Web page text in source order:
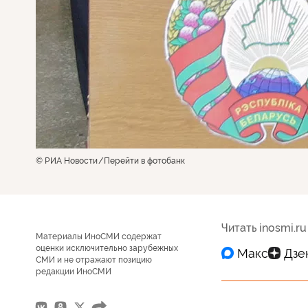
© РИА Новости Перейти в фотобанк
Материалы ИноСМИ содержат
оценки исключительно зарубежных
СМИ и не отражают позицию
редакции ИноСМИ
Читать inosmi.ru